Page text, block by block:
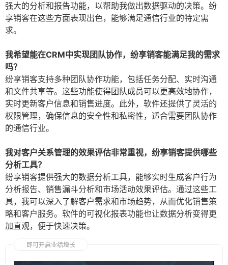
强大的分析和报告功能，以帮助我做出数据驱动的决策。纷
享销客在这些方面表现出色，能够满足通信行业的特定需
求。
我希望能在CRM中实现团队协作，纷享销客能满足我的需求
吗？
纷享销客支持多种团队协作功能，包括任务分配、实时沟通
和文件共享等。这些功能使得团队成员可以更高效地协作，
实时更新客户信息和销售进度。此外，软件还提供了灵活的
权限管理，确保信息的安全性和私密性，适合需要团队协作
的通信行业。
我对客户关系管理的效果评估非常重视，纷享销客提供哪些
分析工具？
纷享销客提供强大的数据分析工具，能够实时生成客户行为
分析报告、销售漏斗分析和市场活动效果评估。通过这些工
具，我可以深入了解客户需求和市场趋势，从而优化销售策
略和客户服务。软件的可视化报表功能也让数据分析变得更
加直观，便于快速决策。
即可开启业绩增长